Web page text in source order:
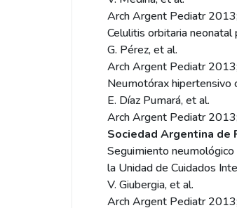
Arch Argent Pediatr
Celulitis orbitaria
G. Pérez, et al.
Arch Argent Pediatr
Neumotórax hipertensivo
E. Díaz Pumará, et al.
Arch Argent Pediatr
Sociedad Argentina de
Seguimiento
la Unidad de Cuidados
V. Giubergia, et al.
Arch Argent Pediatr